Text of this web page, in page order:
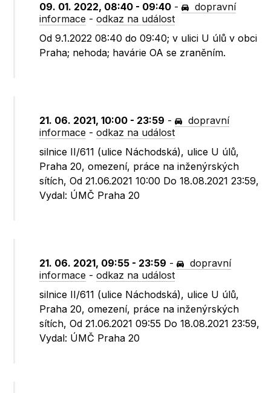
09. 01. 2022, 08:40 - 09:40 -
dopravní
informace -odkaz na událost
Od 9.1.2022 08:40 do 09:40; v ulici U úlů v obci
Praha; nehoda; havárie OA se zraněním.
21. 06. 2021, 10:00 - 23:59 -
dopravní
informace -odkaz na událost
silnice II/611 (ulice Náchodská), ulice U úlů,
Praha 20, omezení, práce na inženýrských
sítích, Od 21.06.2021 10:00 Do 18.08.2021 23:59,
Vydal: ÚMČ Praha 20
21. 06. 2021, 09:55 - 23:59 -
dopravní
informace -odkaz na událost
silnice II/611 (ulice Náchodská), ulice U úlů,
Praha 20, omezení, práce na inženýrských
sítích, Od 21.06.2021 09:55 Do 18.08.2021 23:59,
Vydal: ÚMČ Praha 20